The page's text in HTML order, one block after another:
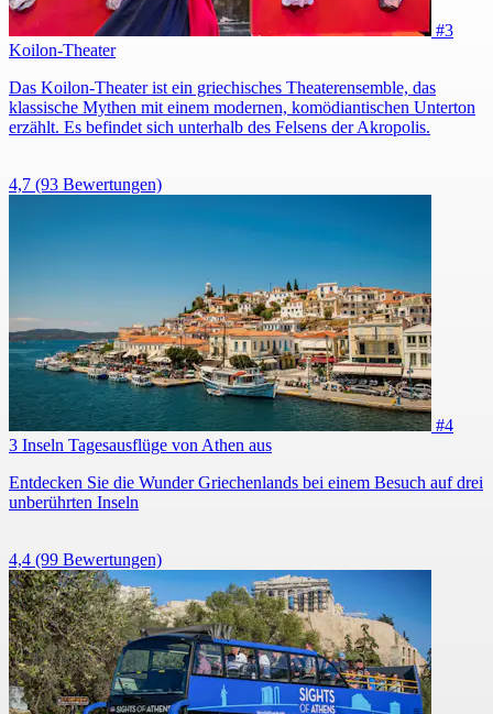
#3
Koilon-Theater
Das Koilon-Theater ist ein griechisches Theaterensemble, das
klassische Mythen mit einem modernen, komödiantischen Unterton
erzählt. Es befindet sich unterhalb des Felsens der Akropolis.
4,7 (93 Bewertungen)
#4
3 Inseln Tagesausflüge von Athen aus
Entdecken Sie die Wunder Griechenlands bei einem Besuch auf drei
unberührten Inseln
4,4 (99 Bewertungen)